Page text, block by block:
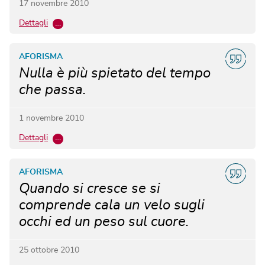
17 novembre 2010
Dettagli …
Nulla è più spietato del tempo
che passa.
AFORISMA
1 novembre 2010
Dettagli …
Quando si cresce se si
comprende cala un velo sugli
occhi ed un peso sul cuore.
AFORISMA
25 ottobre 2010